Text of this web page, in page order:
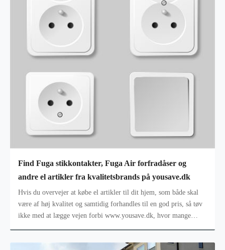
Find Fuga stikkontakter, Fuga Air forfradåser og
andre el artikler fra kvalitetsbrands på yousave.dk
Hvis du overvejer at købe el artikler til dit hjem, som både skal
være af høj kvalitet og samtidig forhandles til en god pris, så tøv
ikke med at lægge vejen forbi www.yousave.dk, hvor mange